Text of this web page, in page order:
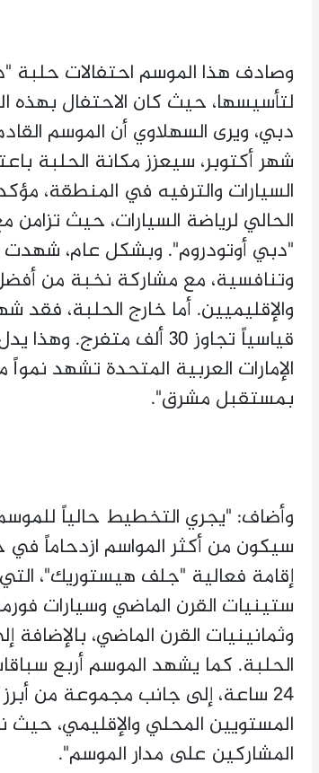
وصادف هذا الموسم احتفالات حلبة
دبي، ويرى السهلاوي أن الموسم
شهر أكتوبر، سيعزز مكانة الحلبة
السيارات والترفيه في المنطقة،
الحالي لرياضة السيارات، حيث
"دبي أوتودروم". وبشكل عام،
وتنافسية، مع مشاركة نخبة من
قياسياً تجاوز 30 ألف
الإمارات العربية المتحدة تشهد نمواً
بمستقبل مشرق".
سيكون من أكثر المواسم ازدحاماً
إقامة فعالية "جلف هيستوريك"،
وثمانينيات القرن الماضي،
الحلبة. كما يشهد الموسم أربع
24 ساعة، إلى جانب مجموعة من
المستويين المحلي والإقليمي،
المشاركين على مدار الموسم".